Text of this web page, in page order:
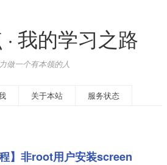
我的学习之路
做一个有本领的人
关于本站 服务状态
】非root用户安装screen